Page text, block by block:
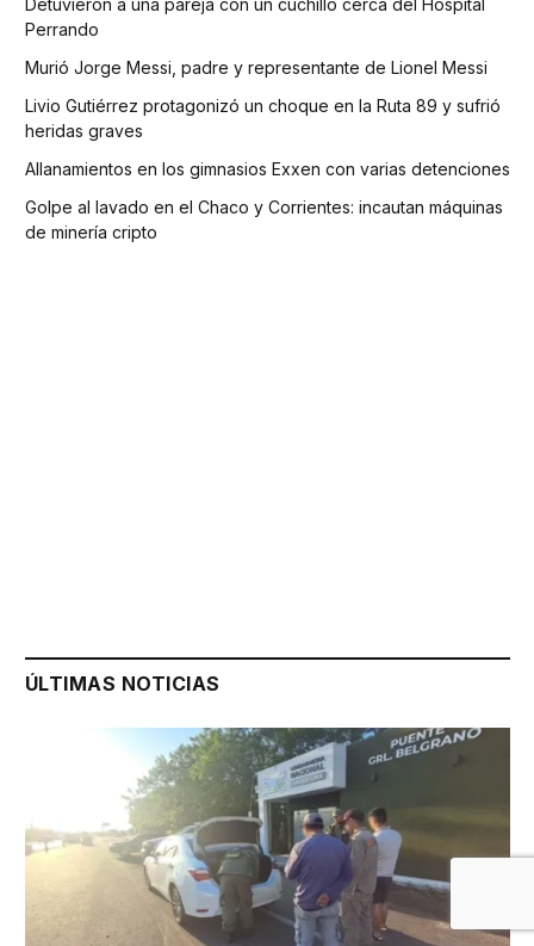
Detuvieron a una pareja con un cuchillo cerca del Hospital
Perrando
Murió Jorge Messi, padre y representante de Lionel Messi
Livio Gutiérrez protagonizó un choque en la Ruta 89 y sufrió
heridas graves
Allanamientos en los gimnasios Exxen con varias detenciones
Golpe al lavado en el Chaco y Corrientes: incautan máquinas
de minería cripto
ÚLTIMAS NOTICIAS